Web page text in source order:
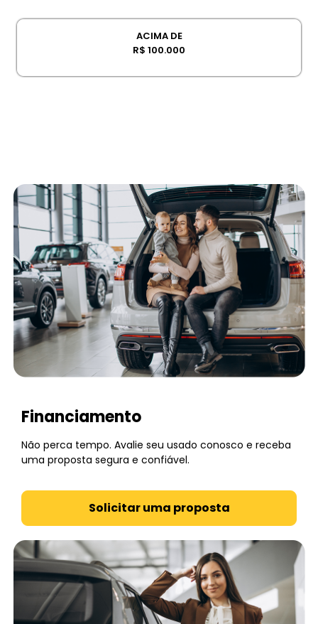
ACIMA DE
R$ 100.000
Financiamento
Não perca tempo. Avalie seu usado conosco e receba
uma proposta segura e confiável.
Solicitar uma proposta